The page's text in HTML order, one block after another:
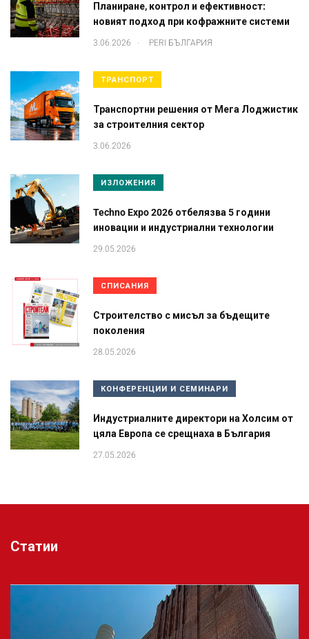
Планиране, контрол и ефективност:
новият подход при кофражните системи
3.06.2026 . PERI БЪЛГАРИЯ
ТРАНСПОРТ
Транспортни решения от Мега Лоджистик
за строителния сектор
3.06.2026
ИЗЛОЖЕНИЯ
Techno Expo 2026 отбелязва 5 години
иновации и индустриални технологии
29.05.2026
СПИСАНИЯ
Строителство с мисъл за бъдещите
поколения
28.05.2026
КОНФЕРЕНЦИИ И СЕМИНАРИ
Индустриалните директори на Холсим от
цяла Европа се срещнаха в България
27.05.2026
Статии